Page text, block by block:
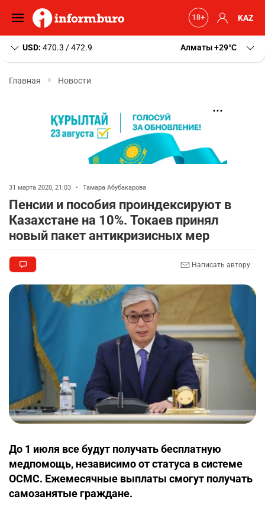
KAZ
USD: 470.3 / 472.9 Алматы+29 C
Главная Новости
31 марта 2020, 21:03 • Тамара Абубакарова
Пенсии и пособия проиндексируют в
Казахстане на 10%. Токаев принял
новый пакет антикризисных мер
Написать автору
До 1 июля все будут получать бесплатную
медпомощь, независимо от статуса в системе
ОСМС. Ежемесячные выплаты смогут получать
самозанятые граждане.